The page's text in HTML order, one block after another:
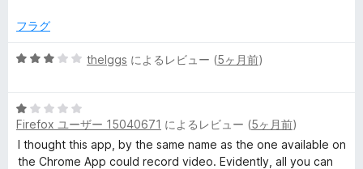
評
中
の
フラグ
5
中
3
の
評
theIggs によるレビュー (5ヶ月前)
5
段
階
中
Firefox ユーザー 15040671 によるレビュー (5ヶ月前)
I thought this app, by the same name as the one available on
the Chrome App could record video. Evidently, all you can